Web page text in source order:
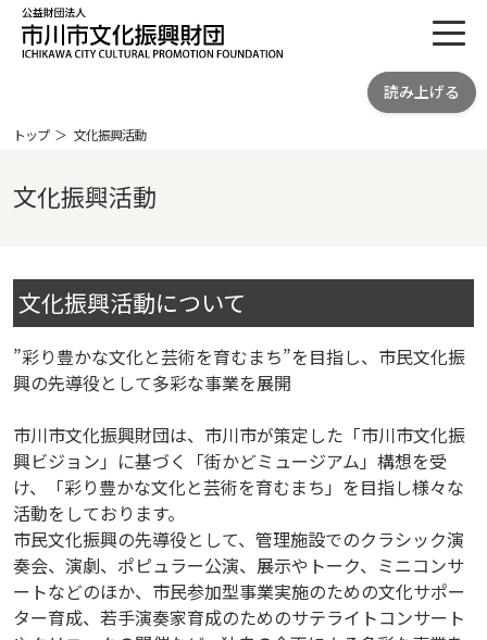
公益財団法人 市川市文化振興財団
PROMOTION FOUNDATION
読み上げる
トップ 文化振興活動
文化振興活動
文化振興活動について
”彩り豊かな文化と芸術を育むまち”を目指し、市民文化振
興の先導役として多彩な事業を展開
市川市文化振興財団は、市川市が策定した「市川市文化振
興ビジョン」に基づく「街かどミュージアム」構想を受
け、「彩り豊かな文化と芸術を育むまち」を目指し様々な
活動をしております。
市民文化振興の先導役として、管理施設でのクラシック演
奏会、演劇、ポピュラー公演、展示やトーク、ミニコンサ
ートなどのほか、市民参加型事業実施のための文化サポー
ター育成、若手演奏家育成のためのサテライトコンサート